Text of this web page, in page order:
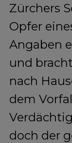
Zürchers
Opfer
Angaben
und
nach
dem
doch der